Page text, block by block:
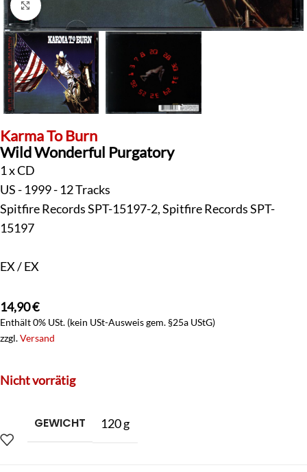
Klick zum Vergrößern
Karma To Burn
Wild Wonderful Purgatory
1 x CD
US - 1999 - 12 Tracks
Spitfire Records SPT-15197-2, Spitfire Records SPT-
15197
EX / EX
14,90€
Enthält 0% USt. (kein USt-Ausweis gem. §25a UStG)
zzgl.Versand
Nicht vorrätig
GEWICHT 120 g